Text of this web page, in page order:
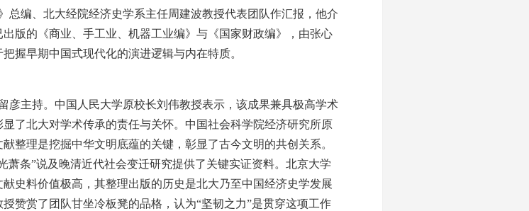
总编、北大经院经济史学系主任周建波教授代表团队作汇报，他介
版的《商业、手工业、机器工业编》与《国家财政编》，由张心
握早期中国式现代化的演进逻辑与内在特质。
彦主持。中国人民大学原校长刘伟教授表示，该成果兼具极高学术
了北大对学术传承的责任与关怀。中国社会科学院经济研究所原
整理是挖掘中华文明底蕴的关键，彰显了古今文明的共创关系。
萧条”说及晚清近代社会变迁研究提供了关键实证资料。北京大学
史料价值极高，其整理出版的历史是北大乃至中国经济史学发展
赞赏了团队甘坐冷板凳的品格，认为“坚韧之力”是贯穿这项工作